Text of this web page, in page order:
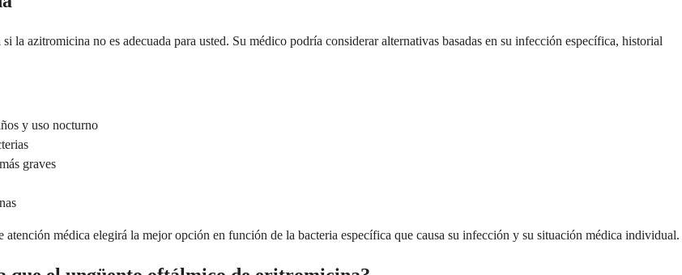
la azitromicina no es adecuada para usted. Su médico podría considerar alternativas basadas en su infección específica, historial
y uso nocturno
graves
médica elegirá la mejor opción en función de la bacteria específica que causa su infección y su situación médica individual.